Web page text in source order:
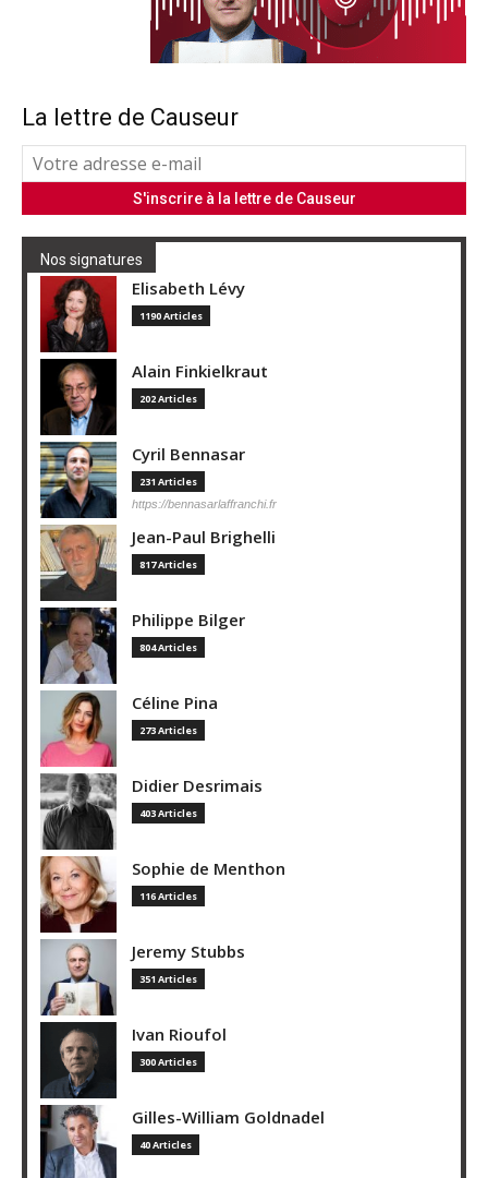
La lettre de Causeur
Nos signatures
Elisabeth Lévy
1190 Articles
Alain Finkielkraut
202 Articles
Cyril Bennasar
231 Articles
https://bennasarlaffranchi.fr
Jean-Paul Brighelli
817 Articles
Philippe Bilger
804 Articles
Céline Pina
273 Articles
Didier Desrimais
403 Articles
Sophie de Menthon
116 Articles
Jeremy Stubbs
351 Articles
Ivan Rioufol
300 Articles
Gilles-William Goldnadel
40 Articles